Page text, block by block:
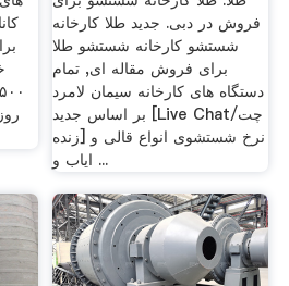
فروش در دبی. جدید طلا کارخانه
شستشو کارخانه شستشو طلا
برای فروش مقاله ای, تمام
دستگاه های کارخانه سیمان لامرد
بر اساس جدید [Live Chat/چت
زنده] نرخ شستشوی انواع قالی و
ایاب و ...